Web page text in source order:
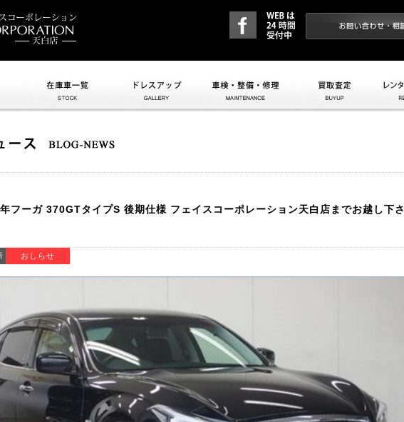
ーガ 370GTタイプS 後期仕様 フェイスコーポレーション天白店までお越し下さ
おしらせ